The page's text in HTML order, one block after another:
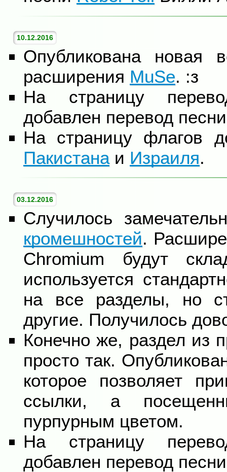
10.12.2016
Опубликована новая
расширения MuSe. :з
На страницу
добавлен перевод
На страницу флагов
Пакистанаи Израиля.
03.12.2016
Случилось
кромешностей.
Chromium будут
используется
на все разделы, но
другие. Получилось
Конечно же, раздел из
просто так.
которое позволяет
ссылки, а
пурпурным цветом.
На страницу
добавлен перевод